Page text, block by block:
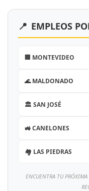
📍 EMPLEOS
🏢 MONTEVIDEO
🌊 MALDONADO
🏛️ SAN JOSÉ
🚜 CANELONES
🏘️ LAS PIEDRAS
ENCUENTRA TU